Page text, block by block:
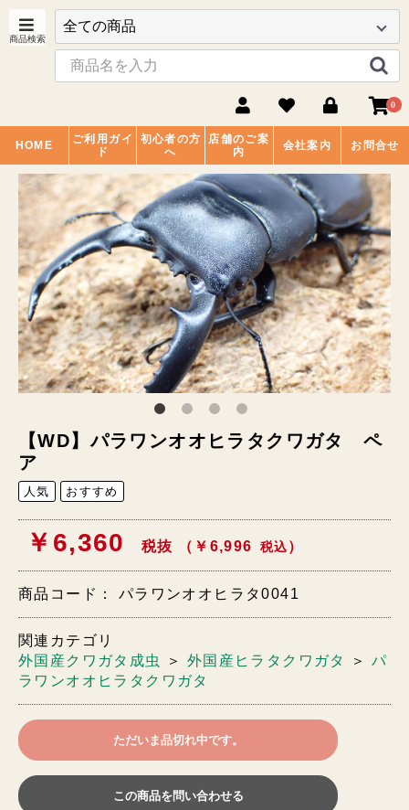
0
HOME
ご利用ガイ
ド
初心者の方
へ
店舗のご案
内
会社案内 お問合せ
【WD】パラワンオオヒラタクワガタ ペ
ア
人気 おすすめ
￥6,360 税抜 （￥6,996 税込）
商品コード： パラワンオオヒラタ0041
関連カテゴリ
外国産クワガタ成虫
＞ 外国産ヒラタクワガタ ＞
パ
ラワンオオヒラタクワガタ
ただいま品切れ中です。
この商品を問い合わせる